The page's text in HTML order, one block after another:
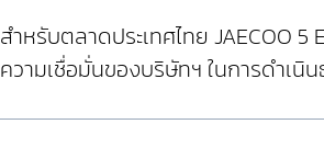
สำหรับตลาดประเทศไทย JAECOO
ความเชื่อมั่นของบริษัทฯ ในการดำเนิ